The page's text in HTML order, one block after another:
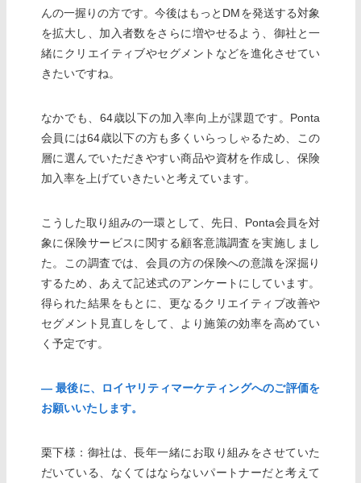
んの一握りの方です。今後はもっとDMを発送する対象
を拡大し、加入者数をさらに増やせるよう、御社と一
緒にクリエイティブやセグメントなどを進化させてい
きたいですね。
なかでも、64歳以下の加入率向上が課題です。Ponta
会員には64歳以下の方も多くいらっしゃるため、この
層に選んでいただきやすい商品や資材を作成し、保険
加入率を上げていきたいと考えています。
こうした取り組みの一環として、先日、Ponta会員を対
象に保険サービスに関する顧客意識調査を実施しまし
た。この調査では、会員の方の保険への意識を深掘り
するため、あえて記述式のアンケートにしています。
得られた結果をもとに、更なるクリエイティブ改善や
セグメント見直しをして、より施策の効率を高めてい
く予定です。
― 最後に、ロイヤリティマーケティングへのご評価を
お願いいたします。
栗下様：御社は、長年一緒にお取り組みをさせていた
だいている、なくてはならないパートナーだと考えて